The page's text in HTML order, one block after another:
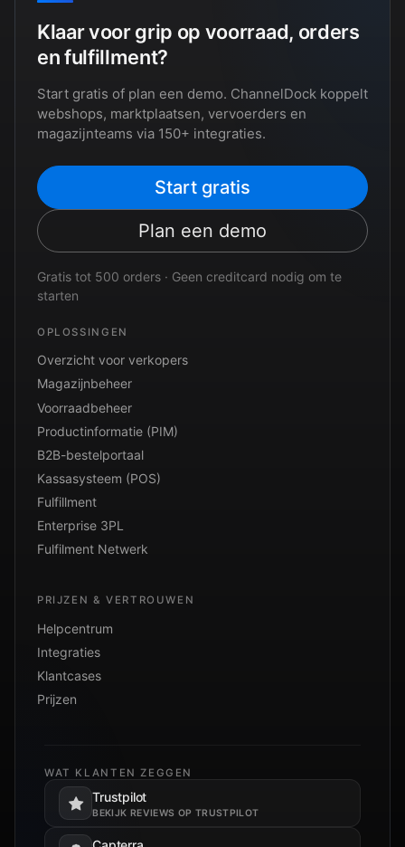
Klaar voor grip op voorraad, orders
en fulfillment?
Start gratis of plan een demo. ChannelDock koppelt
webshops, marktplaatsen, vervoerders en
magazijnteams via 150+ integraties.
Start gratis
Plan een demo
Gratis tot 500 orders · Geen creditcard nodig om te
starten
OPLOSSINGEN
Overzicht voor verkopers
Magazijnbeheer
Voorraadbeheer
Productinformatie (PIM)
B2B-bestelportaal
Kassasysteem (POS)
Fulfillment
Enterprise 3PL
Fulfilment Netwerk
PRIJZEN & VERTROUWEN
Helpcentrum
Integraties
Klantcases
Prijzen
WAT KLANTEN ZEGGEN
Trustpilot
BEKIJK REVIEWS OP TRUSTPILOT
Opent in een nieuw tabblad.